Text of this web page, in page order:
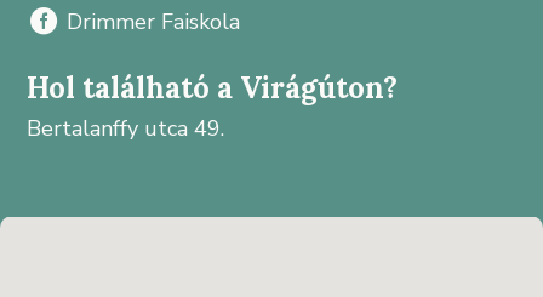
 Drimmer Faiskola
Hol található a Virágúton?
Bertalanffy utca 49.